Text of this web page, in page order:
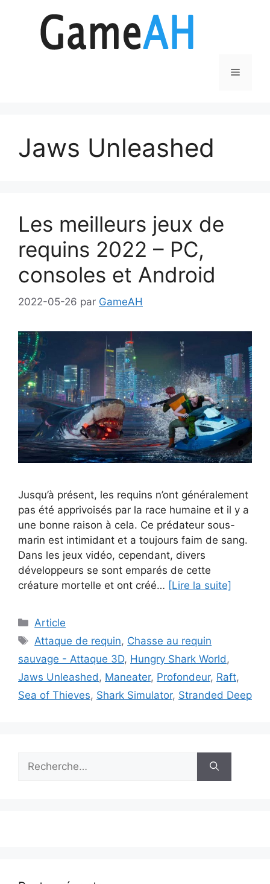
Menu
Jaws Unleashed
Les meilleurs jeux de
requins 2022 – PC,
consoles et Android
2022-05-26 par GameAH
Jusqu’à présent, les requins n’ont généralement
pas été apprivoisés par la race humaine et il y a
une bonne raison à cela. Ce prédateur sous-
marin est intimidant et a toujours faim de sang.
Dans les jeux vidéo, cependant, divers
développeurs se sont emparés de cette
créature mortelle et ont créé… [Lire la suite]
Catégories
Article
Étiquettes
Attaque de requin, Chasse au requin
sauvage - Attaque 3D, Hungry Shark World ,
Jaws Unleashed , Maneater, Profondeur, Raft,
Sea of Thieves, Shark Simulator, Stranded Deep